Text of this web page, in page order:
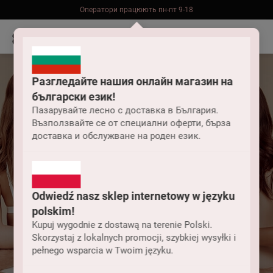
Разгледайте нашия онлайн магазин на
български език!
Пазарувайте лесно с доставка в България.
Възползвайте се от специални оферти, бърза
доставка и обслужване на роден език.
Odwiedź nasz sklep internetowy w języku
polskim!
Kupuj wygodnie z dostawą na terenie Polski.
Skorzystaj z lokalnych promocji, szybkiej wysyłki i
pełnego wsparcia w Twoim języku.
Оператори працюють пн-пт 9-18
Безкоштовна доставка до складу НП замовлень від 2000 грн
З яких матеріалів
виготовляють
спортивні топи?